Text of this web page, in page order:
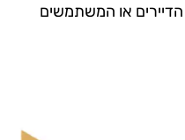
או המשתמשים